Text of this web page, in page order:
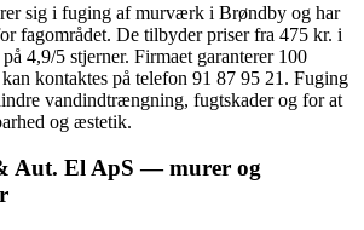
sig i fuging af murværk i Brøndby og har
fagområdet. De tilbyder priser fra 475 kr. i
4,9/5 stjerner. Firmaet garanterer 100
kontaktes på telefon 91 87 95 21. Fuging
vandindtrængning, fugtskader og for at
og æstetik.
Aut. El ApS — murer og